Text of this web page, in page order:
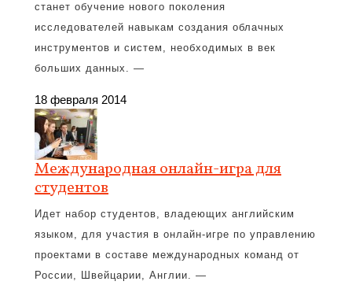
станет обучение нового поколения
исследователей навыкам создания облачных
инструментов и систем, необходимых в век
больших данных. —
18 февраля 2014
Международная онлайн-игра для
студентов
Идет набор студентов, владеющих английским
языком, для участия в онлайн-игре по управлению
проектами в составе международных команд от
России, Швейцарии, Англии. —